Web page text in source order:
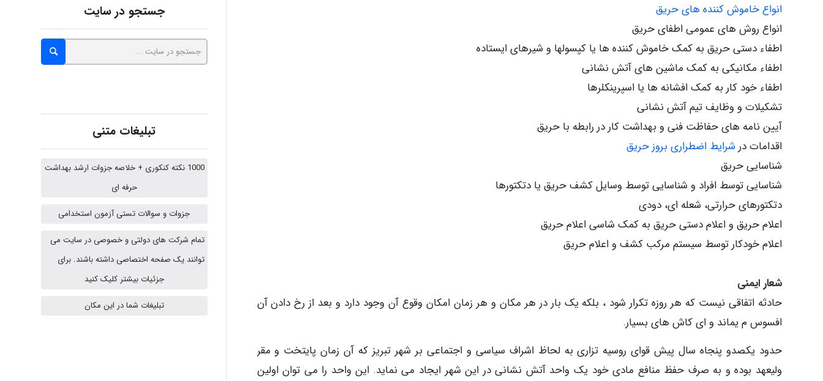
انواع خاموش کننده های حریق
انواع روش های عمومی اطفای حریق
اطفاء دستی حریق به کمک خاموش کننده ها یا کپسولها و شیرهای ایستاده
اطفاء مکانیکی به کمک ماشین های آتش نشانی
اطفاء خود کار به کمک افشانه ها یا اسپرینکلرها
تشکیلات و وظایف تیم آتش نشانی
آیین نامه های حفاظت فنی و بهداشت کار در رابطه با حریق
اقدامات درشرایط اضطراری بروز حریق
شناسایی حریق
شناسایی توسط افراد و شناسایی توسط وسایل کشف حریق یا دتکتورها
دتکتورهای حرارتی، شعله ای، دودی
اعلام حریق و اعلام دستی حریق به کمک شاسی اعلام حریق
اعلام خودکار توسط سیستم مرکب کشف و اعلام حریق
شعار ایمنی
حادثه اتفاقی نیست که هر روزه تکرار شود ، بلکه یک بار در هر مکان و هر زمان امکان وقوع آن وجود دارد و بعد از رخ دادن آن
افسوس م یماند و ای کاش های بسیار.
حدود یکصدو پنجاه سال پیش قوای روسیه تزاری به لحاظ اشراف سیاسی و اجتماعی بر شهر تبریز که آن زمان پایتخت و مقر
ولیعهد بوده و به صرف حفظ منافع مادی خود یک واحد آتش نشانی در این شهر ایجاد می نماید. این واحد را می توان اولین
A.balandeh
Jafar Tym
Niloofar
جستجو در سایت
تبلیغات متنی
1000 نکته کنکوری + خلاصه جزوات ارشد بهداشت
حرفه ای
جزوات و سوالات تستی آزمون استخدامی
تمام شرکت های دولتی و خصوصی در سایت می
توانند یک صفحه اختصاصی داشته باشند. برای
جزئیات بیشتر کلیک کنید
تبلیغات شما در این مکان